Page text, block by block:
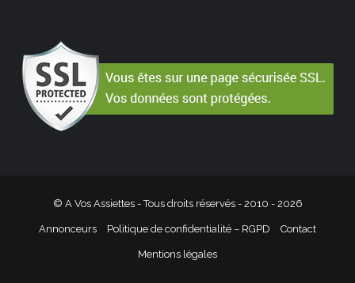
© A Vos Assiettes - Tous droits réservés - 2010 - 2026
Annonceurs Politique de confidentialité – RGPD Contact
Mentions légales